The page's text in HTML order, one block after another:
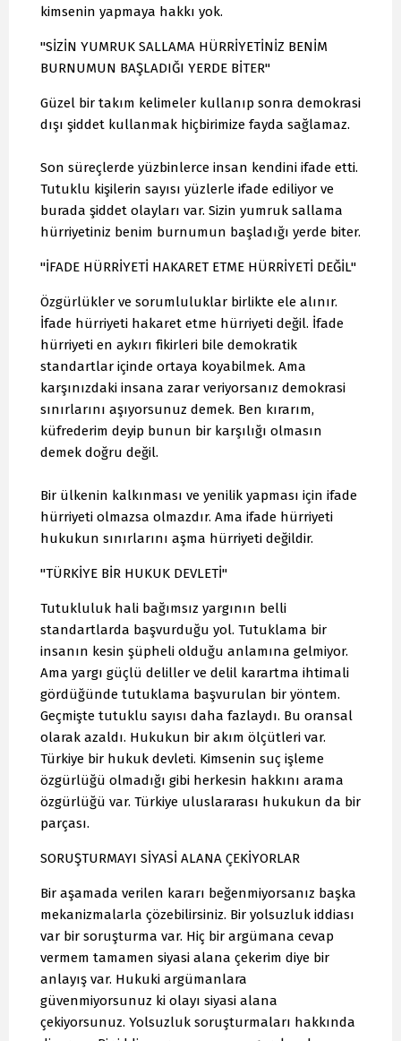
kimsenin yapmaya hakkı yok.
"SİZİN YUMRUK SALLAMA HÜRRİYETİNİZ BENİM
BURNUMUN BAŞLADIĞI YERDE BİTER"
Güzel bir takım kelimeler kullanıp sonra demokrasi
dışı şiddet kullanmak hiçbirimize fayda sağlamaz.
Son süreçlerde yüzbinlerce insan kendini ifade etti.
Tutuklu kişilerin sayısı yüzlerle ifade ediliyor ve
burada şiddet olayları var. Sizin yumruk sallama
hürriyetiniz benim burnumun başladığı yerde biter.
"İFADE HÜRRİYETİ HAKARET ETME HÜRRİYETİ DEĞİL"
Özgürlükler ve sorumluluklar birlikte ele alınır.
İfade hürriyeti hakaret etme hürriyeti değil. İfade
hürriyeti en aykırı fikirleri bile demokratik
standartlar içinde ortaya koyabilmek. Ama
karşınızdaki insana zarar veriyorsanız demokrasi
sınırlarını aşıyorsunuz demek. Ben kırarım,
küfrederim deyip bunun bir karşılığı olmasın
demek doğru değil.
Bir ülkenin kalkınması ve yenilik yapması için ifade
hürriyeti olmazsa olmazdır. Ama ifade hürriyeti
hukukun sınırlarını aşma hürriyeti değildir.
"TÜRKİYE BİR HUKUK DEVLETİ"
Tutukluluk hali bağımsız yargının belli
standartlarda başvurduğu yol. Tutuklama bir
insanın kesin şüpheli olduğu anlamına gelmiyor.
Ama yargı güçlü deliller ve delil karartma ihtimali
gördüğünde tutuklama başvurulan bir yöntem.
Geçmişte tutuklu sayısı daha fazlaydı. Bu oransal
olarak azaldı. Hukukun bir akım ölçütleri var.
Türkiye bir hukuk devleti. Kimsenin suç işleme
özgürlüğü olmadığı gibi herkesin hakkını arama
özgürlüğü var. Türkiye uluslararası hukukun da bir
parçası.
SORUŞTURMAYI SİYASİ ALANA ÇEKİYORLAR
Bir aşamada verilen kararı beğenmiyorsanız başka
mekanizmalarla çözebilirsiniz. Bir yolsuzluk iddiası
var bir soruşturma var. Hiç bir argümana cevap
vermem tamamen siyasi alana çekerim diye bir
anlayış var. Hukuki argümanlara
güvenmiyorsunuz ki olayı siyasi alana
çekiyorsunuz. Yolsuzluk soruşturmaları hakkında